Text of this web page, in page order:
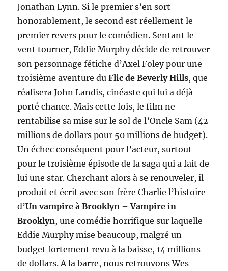
Jonathan Lynn. Si le premier s’en sort
honorablement, le second est réellement le
premier revers pour le comédien. Sentant le
vent tourner, Eddie Murphy décide de retrouver
son personnage fétiche d’Axel Foley pour une
troisième aventure duFlic de Beverly Hills, que
réalisera John Landis, cinéaste qui lui a déjà
porté chance. Mais cette fois, le film ne
rentabilise sa mise sur le sol de l’Oncle Sam (42
millions de dollars pour 50 millions de budget).
Un échec conséquent pour l’acteur, surtout
pour le troisième épisode de la saga qui a fait de
lui une star. Cherchant alors à se renouveler, il
produit et écrit avec son frère Charlie l’histoire
d’Un vampire à Brooklyn – Vampire in
Brooklyn, une comédie horrifique sur laquelle
Eddie Murphy mise beaucoup, malgré un
budget fortement revu à la baisse, 14 millions
de dollars. A la barre, nous retrouvons Wes